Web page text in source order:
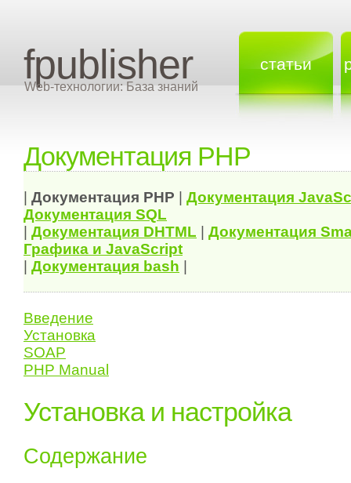
fpublisher
Web-технологии: База знаний
статьи
Документация PHP
Документация PHP Документация
Документация SQL
Документация DHTML
Документация
Графика и JavaScript
Документация bash
Введение
Установка
SOAP
PHP Manual
Установка и настройка
Содержание